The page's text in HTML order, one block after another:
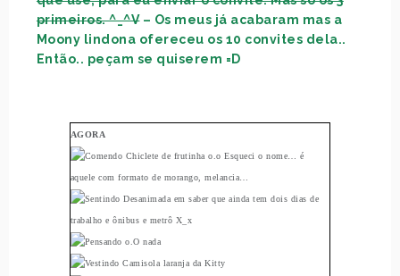
primeiros. ^_^V– Os meus já acabaram mas a
Moony lindona ofereceu os 10 convites dela..
Então.. peçam se quiserem =D
AGORA
Chiclete de frutinha o.o Esqueci o nome… é
aquele com formato de morango, melancia…
Desanimada em saber que ainda tem dois dias de
trabalho e ônibus e metrô X_x
o.O nada
Camisola laranja da Kitty